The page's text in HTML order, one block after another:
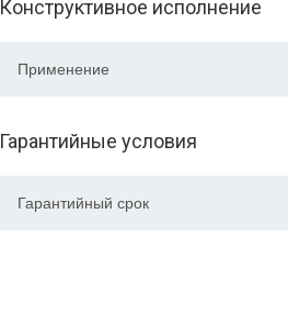
Конструктивное исполнение
Применение
Гарантийные условия
Гарантийный срок